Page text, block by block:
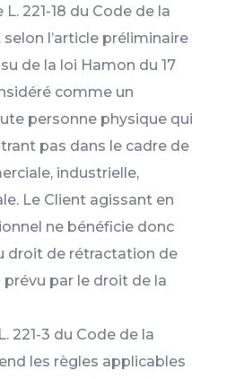
L. 221-18 du Code de la
l’article préliminaire
de la loi Hamon du 17
comme un
personne physique qui
pas dans le cadre de
industrielle,
Le Client agissant en
ne bénéficie donc
droit de rétractation de
prévu par le droit de la
221-3 du Code de la
les règles applicables